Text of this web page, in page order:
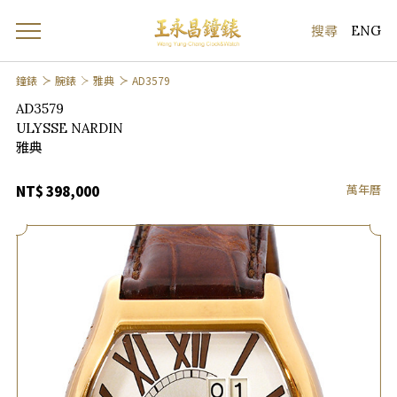
ENG
鐘錶 腕錶 雅典 AD3579
AD3579
ULYSSE NARDIN
雅典
NT$ 398,000 萬年曆